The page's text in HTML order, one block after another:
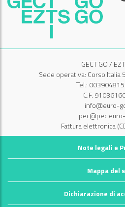
GECT GO /
Sede operativa: Corso Italia
Tel.:
C.F.
info@euro-
Fattura elettronica
Note legali e
Mappa del
Dichiarazione di